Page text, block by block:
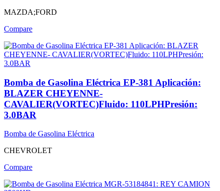
MAZDA;FORD
Compare
Bomba de Gasolina Eléctrica EP-381 Aplicación:
BLAZER CHEYENNE-
CAVALIER(VORTEC)Fluido: 110LPHPresión:
3.0BAR
Bomba de Gasolina Eléctrica
CHEVROLET
Compare